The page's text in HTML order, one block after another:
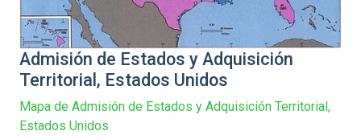
Admisión de Estados y Adquisición
Territorial, Estados Unidos
Mapa de Admisión de Estados y Adquisición Territorial,
Estados Unidos